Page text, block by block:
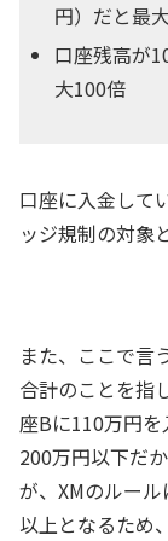
円）だと最
口座残高が
大100倍
口座に入金して
ッジ規制の対象
また、ここで言
合計のことを指
座Bに110万円
200万円以下だ
が、XMのルー
以上となるため